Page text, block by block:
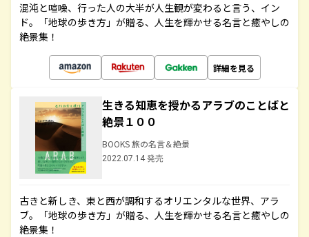
混沌と喧噪、行った人の大半が人生観が変わると言う、イン
ド。「地球の歩き方」が贈る、人生を輝かせる名言と癒やしの
絶景集！
詳細を見る
生きる知恵を授かるアラブのことばと
絶景１００
BOOKS 旅の名言＆絶景
2022.07.14 発売
古きと新しき、東と西が調和するオリエンタルな世界、アラ
ブ。「地球の歩き方」が贈る、人生を輝かせる名言と癒やしの
絶景集！